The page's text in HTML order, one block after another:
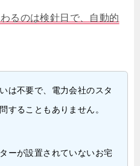
るのは検針日で、自動的
は不要で、電力会社のスタ
することもありません。
ーが設置されていないお宅